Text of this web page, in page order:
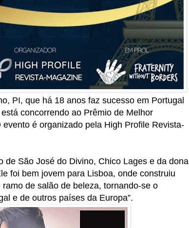
PI, que há 18 anos faz sucesso em Portugal
concorrendo ao Prêmio de Melhor
é organizado pela High Profile Revista-
de São José do Divino, Chico Lages e da dona
foi bem jovem para Lisboa, onde construiu
de salão de beleza, tornando-se o
e de outros países da Europa”.